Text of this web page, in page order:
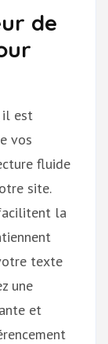
de
il est
vos
fluide
site.
la
texte
une
et